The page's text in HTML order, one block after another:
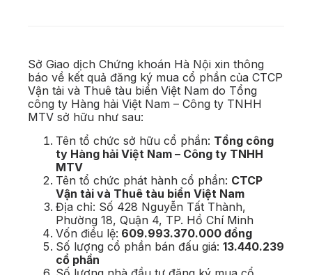
Sở Giao dịch Chứng khoán Hà Nội xin thông
báo về kết quả đăng ký mua cổ phần của CTCP
Vận tải và Thuê tàu biển Việt Nam do Tổng
công ty Hàng hải Việt Nam – Công ty TNHH
MTV sở hữu như sau:
Tên tổ chức sở hữu cổ phần: Tổng công
ty Hàng hải Việt Nam – Công ty TNHH
MTV
Tên tổ chức phát hành cổ phần: CTCP
Vận tải và Thuê tàu biển Việt Nam
Địa chỉ: Số 428 Nguyễn Tất Thành,
Phường 18, Quận 4, TP. Hồ Chí Minh
Vốn điều lệ: 609.993.370.000 đồng
Số lượng cổ phần bán đấu giá: 13.440.239
cổ phần